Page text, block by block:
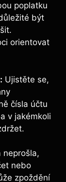
poplatku
být
orientovat
Ujistěte se,
čísla účtu
v jakémkoli
neprošla,
nebo
zpoždění